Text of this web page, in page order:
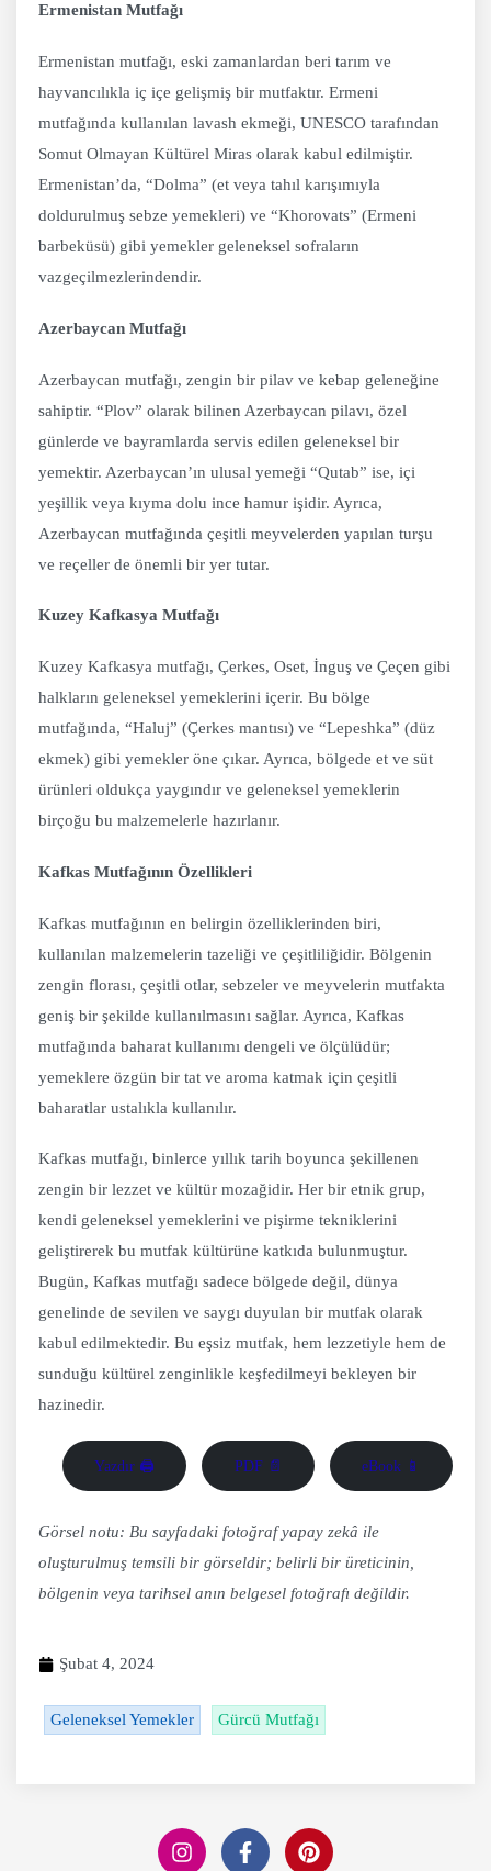
Ermenistan Mutfağı
Ermenistan mutfağı, eski zamanlardan beri tarım ve
hayvancılıkla iç içe gelişmiş bir mutfaktır. Ermeni
mutfağında kullanılan lavash ekmeği, UNESCO tarafından
Somut Olmayan Kültürel Miras olarak kabul edilmiştir.
Ermenistan’da, “Dolma” (et veya tahıl karışımıyla
doldurulmuş sebze yemekleri) ve “Khorovats” (Ermeni
barbeküsü) gibi yemekler geleneksel sofraların
vazgeçilmezlerindendir.
Azerbaycan Mutfağı
Azerbaycan mutfağı, zengin bir pilav ve kebap geleneğine
sahiptir. “Plov” olarak bilinen Azerbaycan pilavı, özel
günlerde ve bayramlarda servis edilen geleneksel bir
yemektir. Azerbaycan’ın ulusal yemeği “Qutab” ise, içi
yeşillik veya kıyma dolu ince hamur işidir. Ayrıca,
Azerbaycan mutfağında çeşitli meyvelerden yapılan turşu
ve reçeller de önemli bir yer tutar.
Kuzey Kafkasya Mutfağı
Kuzey Kafkasya mutfağı, Çerkes, Oset, İnguş ve Çeçen gibi
halkların geleneksel yemeklerini içerir. Bu bölge
mutfağında, “Haluj” (Çerkes mantısı) ve “Lepeshka” (düz
ekmek) gibi yemekler öne çıkar. Ayrıca, bölgede et ve süt
ürünleri oldukça yaygındır ve geleneksel yemeklerin
birçoğu bu malzemelerle hazırlanır.
Kafkas Mutfağının Özellikleri
Kafkas mutfağının en belirgin özelliklerinden biri,
kullanılan malzemelerin tazeliği ve çeşitliliğidir. Bölgenin
zengin florası, çeşitli otlar, sebzeler ve meyvelerin mutfakta
geniş bir şekilde kullanılmasını sağlar. Ayrıca, Kafkas
mutfağında baharat kullanımı dengeli ve ölçülüdür;
yemeklere özgün bir tat ve aroma katmak için çeşitli
baharatlar ustalıkla kullanılır.
Kafkas mutfağı, binlerce yıllık tarih boyunca şekillenen
zengin bir lezzet ve kültür mozağidir. Her bir etnik grup,
kendi geleneksel yemeklerini ve pişirme tekniklerini
geliştirerek bu mutfak kültürüne katkıda bulunmuştur.
Bugün, Kafkas mutfağı sadece bölgede değil, dünya
genelinde de sevilen ve saygı duyulan bir mutfak olarak
kabul edilmektedir. Bu eşsiz mutfak, hem lezzetiyle hem de
sunduğu kültürel zenginlikle keşfedilmeyi bekleyen bir
hazinedir.
Yazdır 🖨 PDF 📄 eBook 📱
Görsel notu: Bu sayfadaki fotoğraf yapay zekâ ile
oluşturulmuş temsili bir görseldir; belirli bir üreticinin,
bölgenin veya tarihsel anın belgesel fotoğrafı değildir.
Şubat 4, 2024
Geleneksel Yemekler Gürcü Mutfağı